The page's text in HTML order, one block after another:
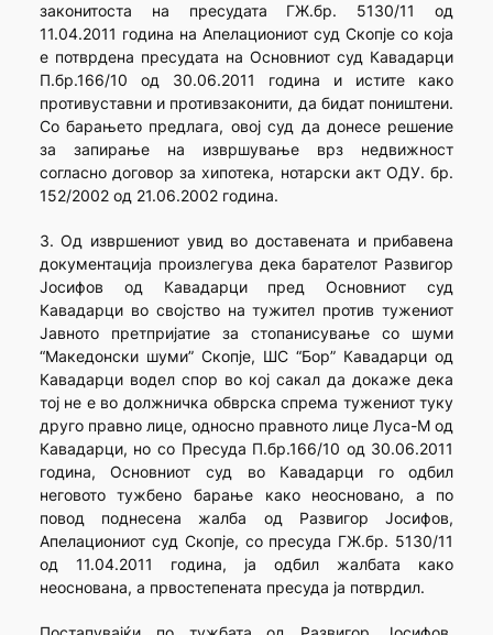
законитоста на пресудата ГЖ.бр. 5130/11 од
11.04.2011 година на Апелациониот суд Скопје со која
е потврдена пресудата на Основниот суд Кавадарци
П.бр.166/10 од 30.06.2011 година и истите како
противуставни и противзаконити, да бидат поништени.
Со барањето предлага, овој суд да донесе решение
за запирање на извршување врз недвижност
согласно договор за хипотека, нотарски акт ОДУ. бр.
152/2002 од 21.06.2002 година.
3. Од извршениот увид во доставената и прибавена
документација произлегува дека барателот Развигор
Јосифов од Кавадарци пред Основниот суд
Кавадарци во својство на тужител против тужениот
Јавното претпријатие за стопанисување со шуми
“Македонски шуми” Скопје, ШС “Бор” Кавадарци од
Кавадарци водел спор во кој сакал да докаже дека
тој не е во должничка обврска спрема тужениот туку
друго правно лице, односно правното лице Луса-М од
Кавадарци, но со Пресуда П.бр.166/10 од 30.06.2011
година, Основниот суд во Кавадарци го одбил
неговото тужбено барање како неосновано, а по
повод поднесена жалба од Развигор Јосифов,
Апелациониот суд Скопје, со пресуда ГЖ.бр. 5130/11
од 11.04.2011 година, ја одбил жалбата како
неоснована, а првостепената пресуда ја потврдил.